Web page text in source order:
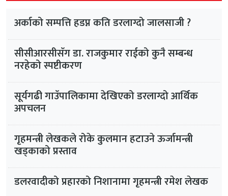
अर्काको सम्पत्ति हडप्न कति डरलाग्दो जालसाजी ?
सीसीआरसीसँग डा. राजकुमार राईको कुनै सम्बन्ध
नरहेको स्पष्टीकरण
सूर्यगढी गाउँपालिकामा देखिएको डरलाग्दो आर्थिक
अपचलन
गृहमन्त्री लेखकले रोके कुलमान हटाउने ऊर्जामन्त्री
खड्काको प्रस्ताव
डलरवादीको प्रहारको निशानामा गृहमन्त्री रमेश लेखक